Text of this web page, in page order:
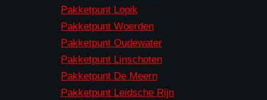
Pakketpunt Lopik
Pakketpunt Woerden
Pakketpunt Oudewater
Pakketpunt Linschoten
Pakketpunt De Meern
Pakketpunt Leidsche Rijn